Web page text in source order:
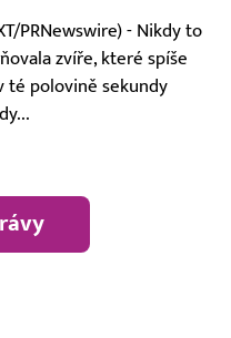
PRNewswire) - Nikdy to
zvíře, které spíše
té polovině sekundy